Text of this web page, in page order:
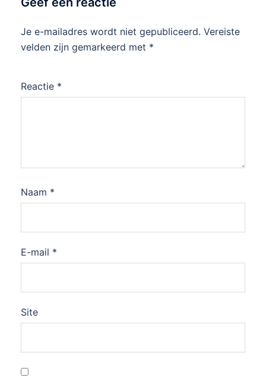
Je e-mailadres wordt niet gepubliceerd. Vereiste
velden zijn gemarkeerd met *
Reactie *
Naam *
E-mail *
Site